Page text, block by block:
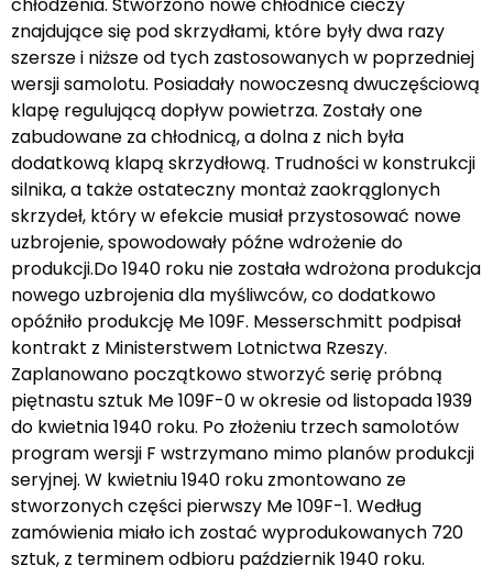
znajdujące się pod skrzydłami, które były dwa razy
szersze i niższe od tych zastosowanych w poprzedniej
wersji samolotu. Posiadały nowoczesną dwuczęściową
klapę regulującą dopływ powietrza. Zostały one
zabudowane za chłodnicą, a dolna z nich była
dodatkową klapą skrzydłową. Trudności w konstrukcji
silnika, a także ostateczny montaż zaokrąglonych
skrzydeł, który w efekcie musiał przystosować nowe
uzbrojenie, spowodowały późne wdrożenie do
produkcji.Do 1940 roku nie została wdrożona produkcja
nowego uzbrojenia dla myśliwców, co dodatkowo
opóźniło produkcję Me 109F. Messerschmitt podpisał
kontrakt z Ministerstwem Lotnictwa Rzeszy.
Zaplanowano początkowo stworzyć serię próbną
piętnastu sztuk Me 109F-0 w okresie od listopada 1939
do kwietnia 1940 roku. Po złożeniu trzech samolotów
program wersji F wstrzymano mimo planów produkcji
seryjnej. W kwietniu 1940 roku zmontowano ze
stworzonych części pierwszy Me 109F-1. Według
zamówienia miało ich zostać wyprodukowanych 720
sztuk, z terminem odbioru październik 1940 roku.